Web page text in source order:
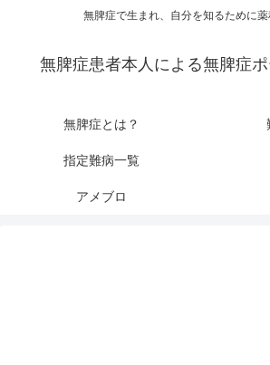
無脾症で生まれ、自分を知るために
無脾症患者本人による無脾症
無脾症とは？
指定難病一覧
アメブロ